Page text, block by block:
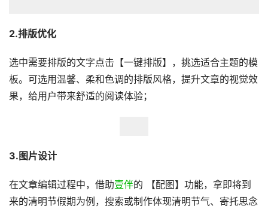
2.排版优化
选中需要排版的文字点击【一键排版】，挑选适合主题的模
板。可选用温馨、柔和色调的排版风格，提升文章的视觉效
果，给用户带来舒适的阅读体验；
3.图片设计
在文章编辑过程中，借助壹伴的 【配图】功能，拿即将到
来的清明节假期为例，搜索或制作体现清明节气、寄托思念